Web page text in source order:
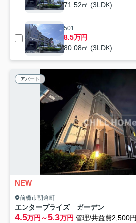
71.52㎡ (3LDK)
501
8.5万円
80.08㎡ (3LDK)
アパート
NEW
前橋市朝倉町
エンタープライズ ガーデン
4.5万円～5.3万円 管理/共益費2,500円